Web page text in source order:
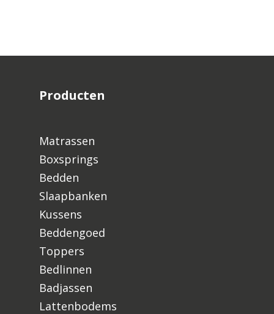
Producten
Matrassen
Boxsprings
Bedden
Slaapbanken
Kussens
Beddengoed
Toppers
Bedlinnen
Badjassen
Lattenbodems